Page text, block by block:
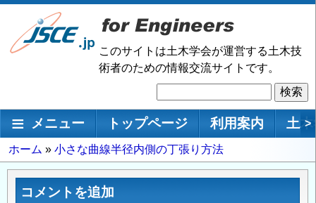
メ
ン
移
このサイトは土木学会が運営する土木技
術者のための情報交流サイトです。
索
メインナビゲーション
メニュー トップページ 利用案内 土 >
パ
ン
ホーム 小さな曲線半径内側の丁張り方法
コメントを追加